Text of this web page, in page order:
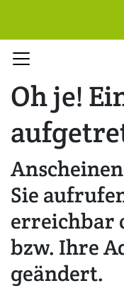
Oh je!
Sie
erreichbar
bzw. Ihre
geändert.